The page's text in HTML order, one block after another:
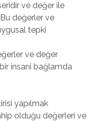
ve değer ile
değerler ve
tepki
ve değer
insani bağlamda
yapılmak
olduğu değerleri ve